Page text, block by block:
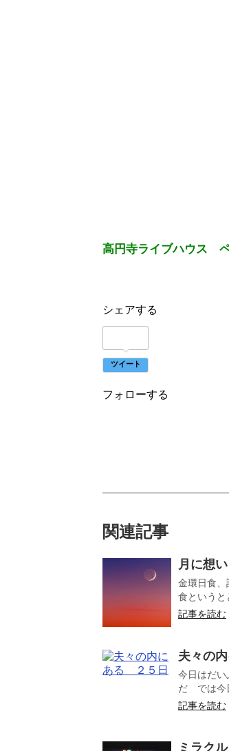
高円寺ライブハウス
シェアする
ツイート
フォローする
関連記事
月に想
金環日食
食というと
記事を読む
夫々の
今日はだ
だ では今
記事を読む
ミラ